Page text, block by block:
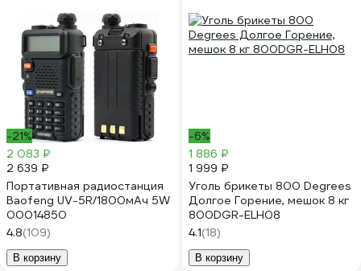
-21%
2 083 ₽
2 639 ₽
Портативная радиостанция
Baofeng UV-5R/1800мАч 5W
00014850
4.8(109)
В корзину
-6%
1 886 ₽
1 999 ₽
Уголь брикеты 800 Degrees
Долгое Горение, мешок 8 кг
800DGR-ELH08
4.1(18)
В корзину